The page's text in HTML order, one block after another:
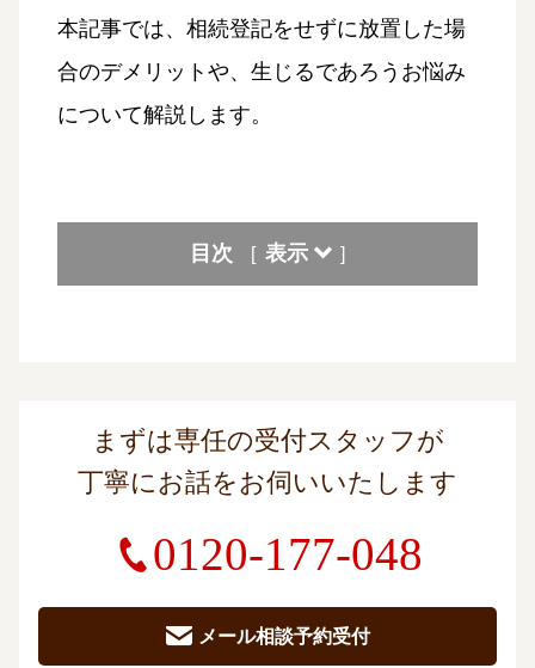
本記事では、相続登記をせずに放置した場
合のデメリットや、生じるであろうお悩み
について解説します。
目次 [ 表示 ]
まずは専任の受付スタッフが
丁寧にお話をお伺いいたします
0120-177-048
メール相談予約受付